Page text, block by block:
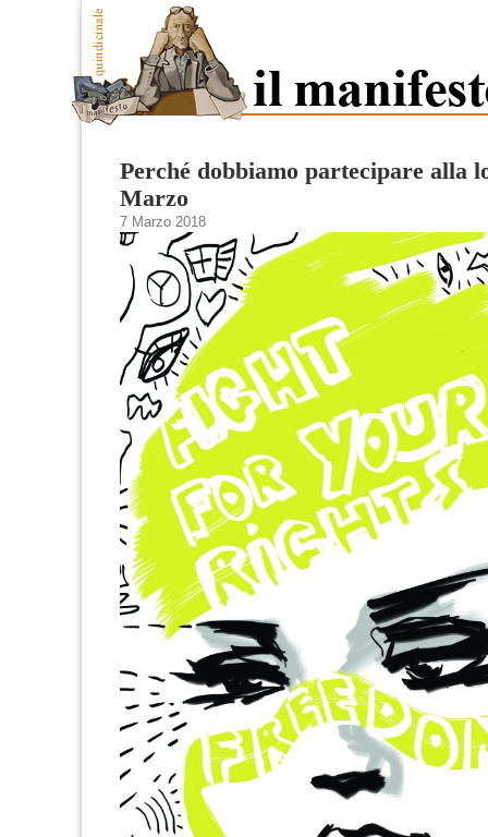
Perché dobbiamo partecipare alla
Marzo
7 Marzo 2018